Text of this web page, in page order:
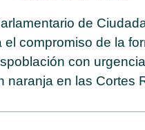
de
el compromiso de la
con
naranja en las Cortes